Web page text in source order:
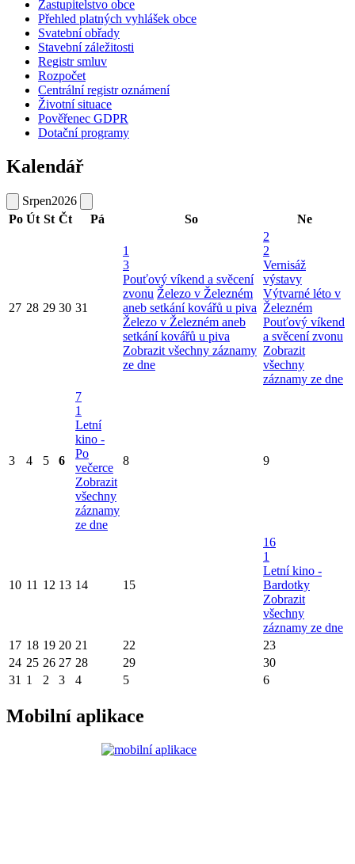
Zastupitelstvo obce
Přehled platných vyhlášek obce
Svatební obřady
Stavební záležitosti
Registr smluv
Rozpočet
Centrální registr oznámení
Životní situace
Pověřenec GDPR
Dotační programy
Kalendář
Srpen2026
Po Út St Čt Pá So Ne
27 28 29 30 31
1
3
Pouťový víkend a svěcení
zvonu Železo v Železném
aneb setkání kovářů u piva
Železo v Železném aneb
setkání kovářů u piva
Zobrazit všechny záznamy
ze dne
2
2
Vernisáž
výstavy
Výtvarné léto v
Železném
Pouťový víkend
a svěcení zvonu
Zobrazit
všechny
záznamy ze dne
3 4 5 6
7
1
Letní
kino -
Po
večerce
Zobrazit
všechny
záznamy
ze dne
8 9
10 11 12 13 14 15
16
1
Letní kino -
Bardotky
Zobrazit
všechny
záznamy ze dne
17 18 19 20 21 22
23
24 25 26 27 28 29
30
31 1 2 3 4 5 6
Mobilní aplikace